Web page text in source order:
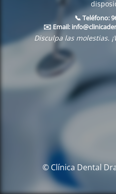
📞 Teléfono:
✉️ Email:
Disculpa las molestias.
© Clínica Dental